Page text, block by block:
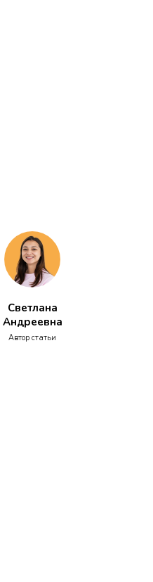
Светлана
Андреевна
Автор статьи